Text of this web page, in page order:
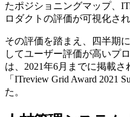
たポジショニングマップ、
ロダクトの評価が可視化さ
その評価を踏まえ、四半期
してユーザー評価が高いプ
は、2021年6月までに掲載
「ITreview Grid Award 2021
た。